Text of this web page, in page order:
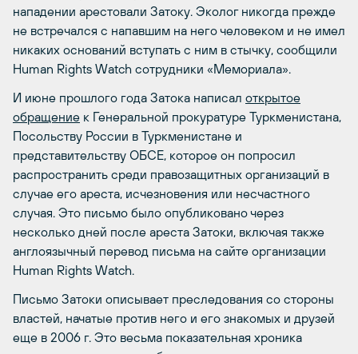
нападении арестовали Затоку. Эколог никогда прежде
не встречался с напавшим на него человеком и не имел
никаких оснований вступать с ним в стычку, сообщили
Human Rights Watch сотрудники «Мемориала».
И июне прошлого года Затока написал открытое
обращение к Генеральной прокуратуре Туркменистана,
Посольству России в Туркменистане и
представительству ОБСЕ, которое он попросил
распространить среди правозащитных организаций в
случае его ареста, исчезновения или несчастного
случая. Это письмо было опубликовано через
несколько дней после ареста Затоки, включая также
англоязычный перевод письма на сайте организации
Human Rights Watch.
Письмо Затоки описывает преследования со стороны
властей, начатые против него и его знакомых и друзей
еще в 2006 г. Это весьма показательная хроника